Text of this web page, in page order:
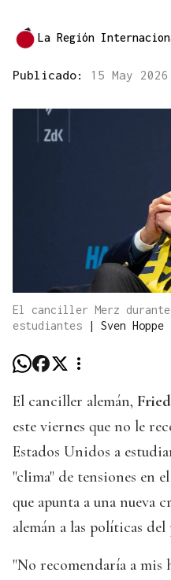
La Región
Publicado: 15 May
El canciller Merz
estudiantes
| Sven
El canciller alemán,
este viernes que no le
Estados Unidos a
"clima" de tensiones en
que apunta a una nueva
alemán a las políticas
"No recomendaría a mis